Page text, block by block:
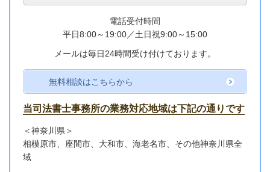
電話受付時間
平日8:00～19:00／土日祝9:00～15:00
メールは毎日24時間受け付けております。
無料相談はこちらから
当司法書士事務所の業務対応地域は下記の通りです
＜神奈川県＞
相模原市、座間市、大和市、海老名市、その他神奈川県全
域